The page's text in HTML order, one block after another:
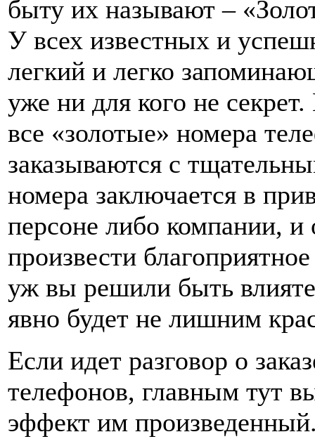
быту их называют –
У всех известных и
легкий и легко
уже ни для кого не
все «золотые» номера
заказываются с
номера заключается в
персоне либо компании, и
произвести
уж вы решили быть
явно будет не лишним
Если идет разговор о
телефонов, главным тут
эффект им